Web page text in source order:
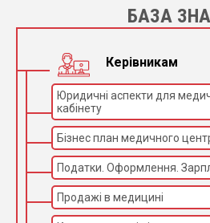
БАЗА
Керівникам
Юридичні аспекти для
кабінету
Бізнес план медичного
Податки. Оформлення.
Продажі в медицині